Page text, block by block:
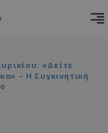
«Δείτε
– Η Συγκινητική